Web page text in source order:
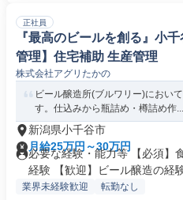
正社員
『最高のビールを創る』小
管理】住宅補助 生産管理
株式会社アグリたかの
ビール醸造所(ブルワリー)におい
す。仕込みから瓶詰め・樽詰め作...
新潟県小千谷市
月給25万円～30万円
必要な経験・能力等 【必須】
経験 【歓迎】ビール醸造の経験
業界未経験歓迎 転勤なし